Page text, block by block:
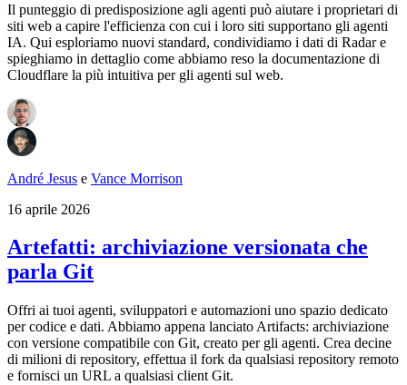
Il punteggio di predisposizione agli agenti può aiutare i proprietari di
siti web a capire l'efficienza con cui i loro siti supportano gli agenti
IA. Qui esploriamo nuovi standard, condividiamo i dati di Radar e
spieghiamo in dettaglio come abbiamo reso la documentazione di
Cloudflare la più intuitiva per gli agenti sul web.
André Jesus e Vance Morrison
16 aprile 2026
Artefatti: archiviazione versionata che
parla Git
Offri ai tuoi agenti, sviluppatori e automazioni uno spazio dedicato
per codice e dati. Abbiamo appena lanciato Artifacts: archiviazione
con versione compatibile con Git, creato per gli agenti. Crea decine
di milioni di repository, effettua il fork da qualsiasi repository remoto
e fornisci un URL a qualsiasi client Git.